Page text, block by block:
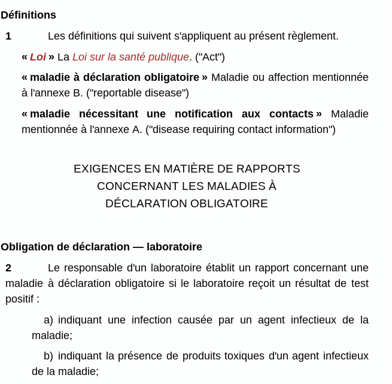
Définitions
1
Les définitions qui suivent s'appliquent au présent règlement.
« Loi» La Loi sur la santé publique. ("Act")
« maladie à déclaration obligatoire »Maladie ou affection mentionnée
à l'annexe B. ("reportable disease")
« maladie nécessitant une notification aux contacts »Maladie
mentionnée à l'annexe A. ("disease requiring contact information")
EXIGENCES EN MATIÈRE DE RAPPORTS
CONCERNANT LES MALADIES À
DÉCLARATION OBLIGATOIRE
Obligation de déclaration — laboratoire
2
Le responsable d'un laboratoire établit un rapport concernant une
maladie à déclaration obligatoire si le laboratoire reçoit un résultat de test
positif :
a) indiquant une infection causée par un agent infectieux de la
maladie;
b) indiquant la présence de produits toxiques d'un agent infectieux
de la maladie;